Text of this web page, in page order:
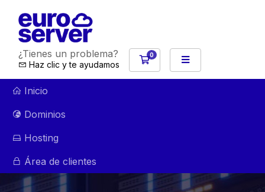
¿Tienes un problema?
Haz clic y te ayudamos
0
Carro de Pedidos
Inicio
Dominios
Hosting
Área de clientes